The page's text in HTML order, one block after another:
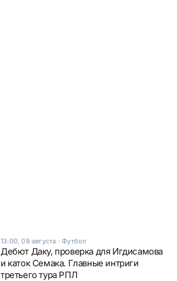
13:00, 08 августа ·Футбол
Дебют Даку, проверка для Игдисамова
и каток Семака. Главные интриги
третьего тура РПЛ